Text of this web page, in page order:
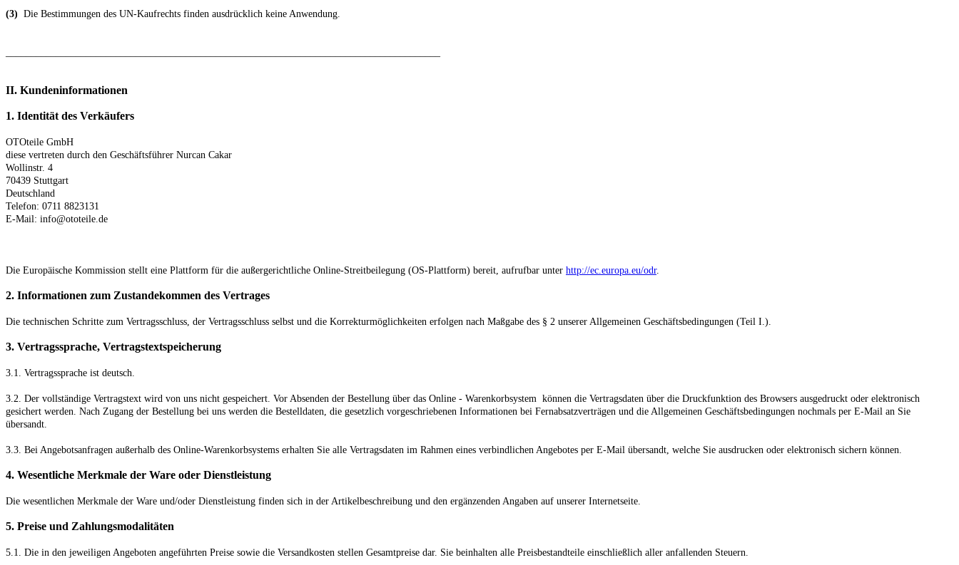
(3) Die Bestimmungen des UN-Kaufrechts finden ausdrücklich keine Anwendung.
II. Kundeninformationen
1. Identität des Verkäufers
OTOteile GmbH
diese vertreten durch den Geschäftsführer Nurcan Cakar
Wollinstr. 4
70439 Stuttgart
Deutschland
Telefon: 0711 8823131
E-Mail: info@ototeile.de
Die Europäische Kommission stellt eine Plattform für die außergerichtliche Online-Streitbeilegung (OS-Plattform) bereit, aufrufbar unter http://ec.europa.eu/odr.
2. Informationen zum Zustandekommen des Vertrages
Die technischen Schritte zum Vertragsschluss, der Vertragsschluss selbst und die Korrekturmöglichkeiten erfolgen nach Maßgabe des § 2 unserer Allgemeinen Geschäftsbedingungen (Teil I.).
3. Vertragssprache, Vertragstextspeicherung
3.1. Vertragssprache ist deutsch.
3.2. Der vollständige Vertragstext wird von uns nicht gespeichert. Vor Absenden der Bestellung über das Online - Warenkorbsystem können die Vertragsdaten über die Druckfunktion des Browsers ausgedruckt oder elektronisch
gesichert werden. Nach Zugang der Bestellung bei uns werden die Bestelldaten, die gesetzlich vorgeschriebenen Informationen bei Fernabsatzverträgen und die Allgemeinen Geschäftsbedingungen nochmals per E-Mail an Sie
übersandt.
3.3. Bei Angebotsanfragen außerhalb des Online-Warenkorbsystems erhalten Sie alle Vertragsdaten im Rahmen eines verbindlichen Angebotes per E-Mail übersandt, welche Sie ausdrucken oder elektronisch sichern können.
4. Wesentliche Merkmale der Ware oder Dienstleistung
Die wesentlichen Merkmale der Ware und/oder Dienstleistung finden sich in der Artikelbeschreibung und den ergänzenden Angaben auf unserer Internetseite.
5. Preise und Zahlungsmodalitäten
5.1. Die in den jeweiligen Angeboten angeführten Preise sowie die Versandkosten stellen Gesamtpreise dar. Sie beinhalten alle Preisbestandteile einschließlich aller anfallenden Steuern.